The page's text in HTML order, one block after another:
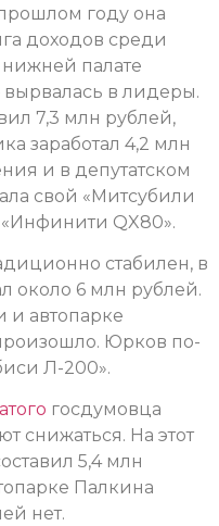
году она
доходов среди
палате
вырвалась в лидеры.
7,3 млн рублей,
заработал 4,2 млн
и в депутатском
свой «Митсубили
QX80».
стабилен, в
около 6 млн рублей.
и автопарке
Юрков по-
Л-200».
госдумовца
снижаться. На этот
5,4 млн
Палкина
нет.